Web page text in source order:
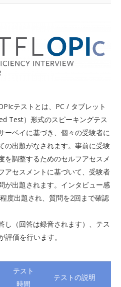
テストとは、PC / タブレット
Test）形式のスピーキングテス
ーベイに基づき、個々の受験者に
の出題がなされます。事前に受験
を調整するためのセルフアセスメ
アセスメントに基づいて、受験者
が出題されます。インタビュー感
度出題され、質問を2回まで確認
し（回答は録音されます）、テス
評価を行います。
テスト
時間
テストの説明